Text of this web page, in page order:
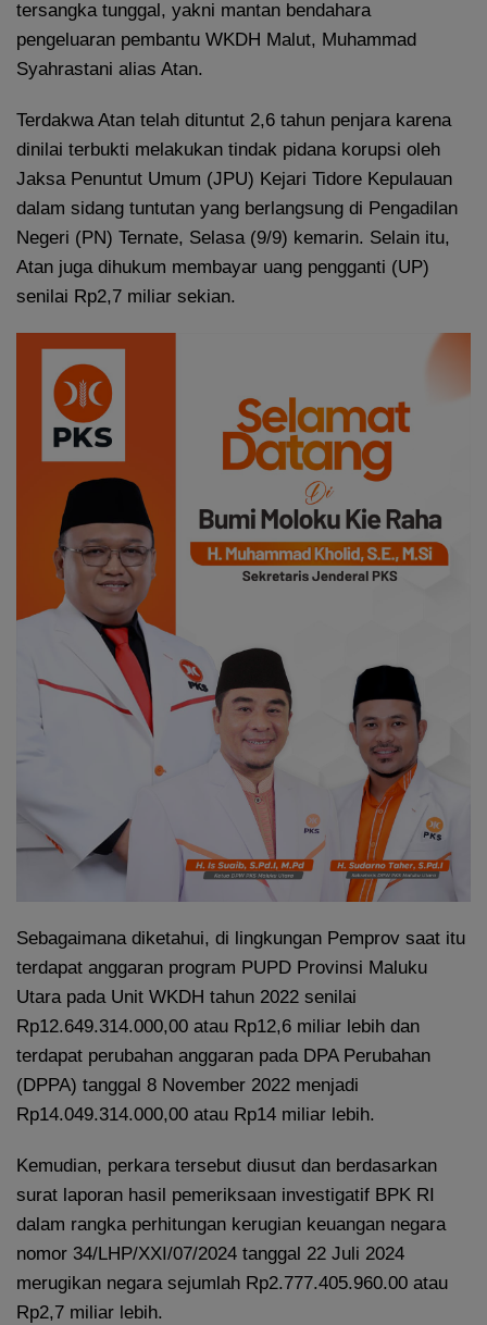
tersangka tunggal, yakni mantan bendahara
pengeluaran pembantu WKDH Malut, Muhammad
Syahrastani alias Atan.
Terdakwa Atan telah dituntut 2,6 tahun penjara karena
dinilai terbukti melakukan tindak pidana korupsi oleh
Jaksa Penuntut Umum (JPU) Kejari Tidore Kepulauan
dalam sidang tuntutan yang berlangsung di Pengadilan
Negeri (PN) Ternate, Selasa (9/9) kemarin. Selain itu,
Atan juga dihukum membayar uang pengganti (UP)
senilai Rp2,7 miliar sekian.
Sebagaimana diketahui, di lingkungan Pemprov saat itu
terdapat anggaran program PUPD Provinsi Maluku
Utara pada Unit WKDH tahun 2022 senilai
Rp12.649.314.000,00 atau Rp12,6 miliar lebih dan
terdapat perubahan anggaran pada DPA Perubahan
(DPPA) tanggal 8 November 2022 menjadi
Rp14.049.314.000,00 atau Rp14 miliar lebih.
Kemudian, perkara tersebut diusut dan berdasarkan
surat laporan hasil pemeriksaan investigatif BPK RI
dalam rangka perhitungan kerugian keuangan negara
nomor 34/LHP/XXI/07/2024 tanggal 22 Juli 2024
merugikan negara sejumlah Rp2.777.405.960.00 atau
Rp2,7 miliar lebih.